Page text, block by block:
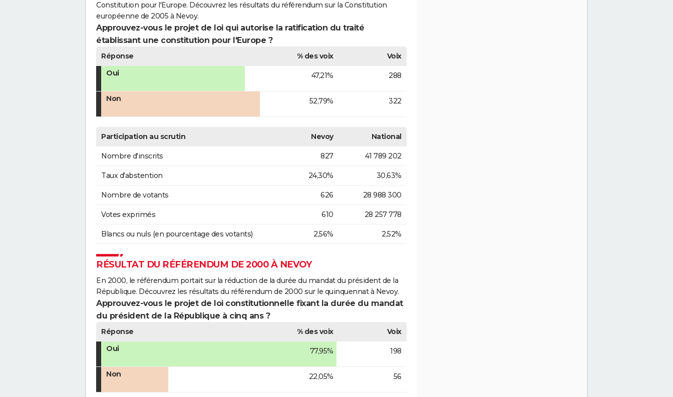
Constitution pour l'Europe. Découvrez les résultats du référendum sur la Constitution
européenne de 2005 à Nevoy.
Approuvez-vous le projet de loi qui autorise la ratification du traité
établissant une constitution pour l'Europe ?
Réponse % des voix
Voix
Oui
47,21% 288
Non 52,79% 322
Participation au scrutin Nevoy National
Nombre d'inscrits 827 41 789 202
Taux d'abstention 24,30% 30,63%
Nombre de votants 626 28 988 300
Votes exprimés 610 28 257 778
Blancs ou nuls (en pourcentage des votants) 2,56% 2,52%
RÉSULTAT DU RÉFÉRENDUM DE 2000 À NEVOY
En 2000, le référendum portait sur la réduction de la durée du mandat du président de la
République. Découvrez les résultats du référendum de 2000 sur le quinquennat à Nevoy.
Approuvez-vous le projet de loi constitutionnelle fixant la durée du mandat
du président de la République à cinq ans ?
Réponse % des voix
Voix
Oui
77,95% 198
Non 22,05% 56